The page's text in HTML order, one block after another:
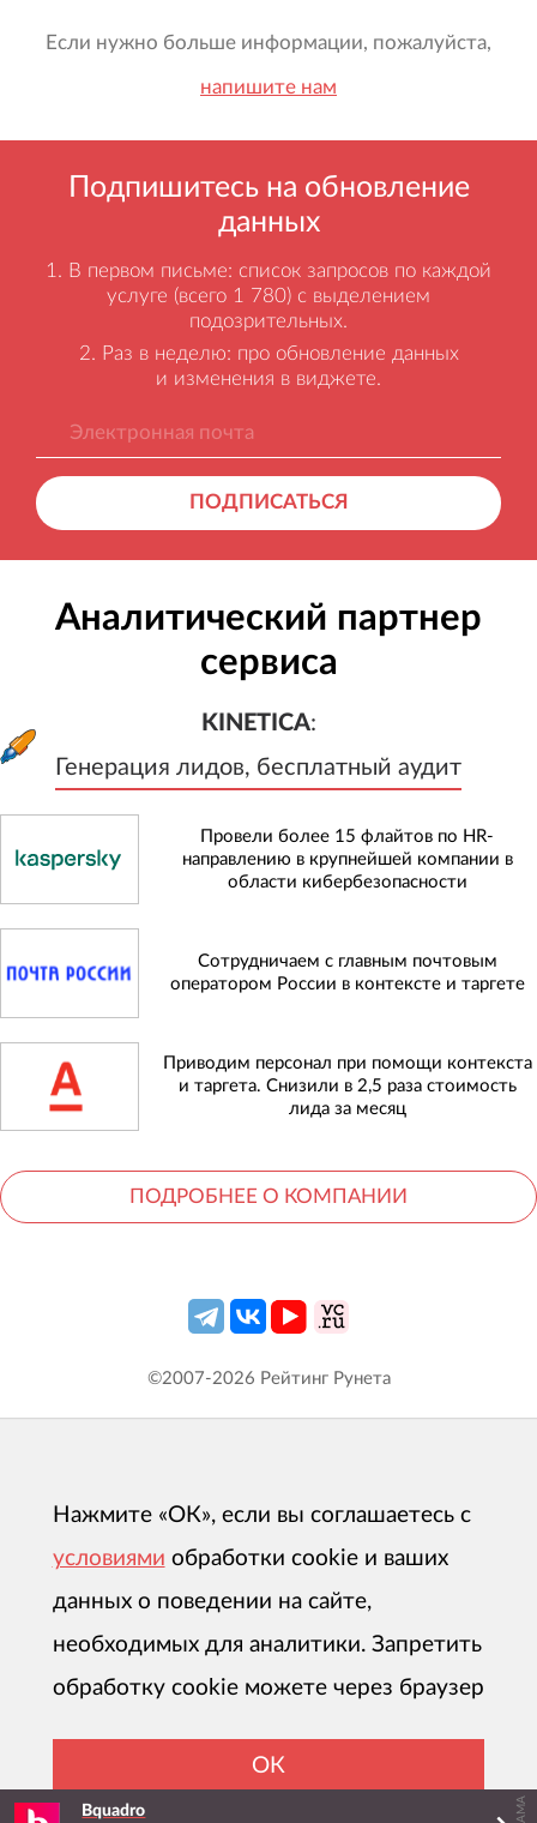
Если нужно больше информации, пожалуйста,
напишите нам
Подпишитесь на обновление
данных
В первом письме: список запросов по каждой
услуге (всего 1 780) с выделением
подозрительных.
Раз в неделю: про обновление данных
и изменения в виджете.
ПОДПИСАТЬСЯ
Аналитический партнер
сервиса
KINETICA:
Генерация лидов, бесплатный аудит
Генерация лидов, бесплатный
Провели более 15 флайтов по HR-
направлению в крупнейшей компании в
области кибербезопасности
Сотрудничаем с главным почтовым
оператором России в контексте и таргете
Приводим персонал при помощи контекста
и таргета. Снизили в 2,5 раза стоимость
лида за месяц
ПОДРОБНЕЕ О КОМПАНИИ
Bquadro
©2007-2026 Рейтинг Рунета
Нажмите «ОК», если вы соглашаетесь с
условиями обработки cookie и ваших
данных о поведении на сайте,
необходимых для аналитики. Запретить
обработку cookie можете через браузер
ОК